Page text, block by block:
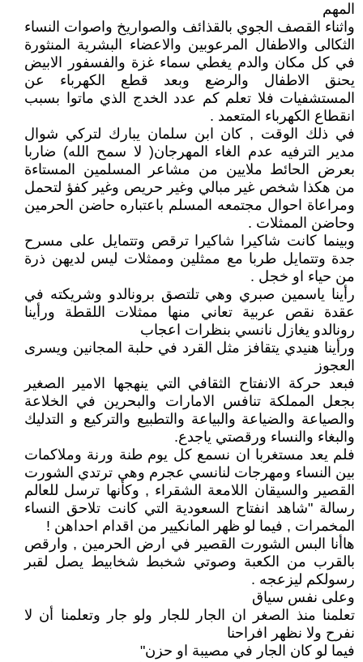
المهم
واثناء القصف الجوي بالقذائف والصواريخ واصوات النساء
الثكالى والاطفال المرعوبين والاعضاء البشرية المنثورة
في كل مكان والدم يغطي سماء غزة والفسفور الابيض
يحنق الاطفال والرضع وبعد قطع الكهرباء عن
المستشفيات فلا تعلم كم عدد الخدج الذي ماتوا بسبب
انقطاع الكهرباء المتعمد .
في ذلك الوقت , كان ابن سلمان يبارك لتركي شوال
مدير الترفيه عدم الغاء المهرجان( لا سمح الله) ضاربا
بعرض الحائط ملايين من مشاعر المسلمين المستاءة
من هكذا شخص غير مبالي وغير حريص وغير كفؤ لتحمل
ومراعاة احوال مجتمعه المسلم باعتباره حاضن الحرمين
وحاضن الممثلات .
وبينما كانت شاكيرا شاكيرا ترقص وتتمايل على مسرح
جدة وتتمايل طربا مع ممثلين وممثلات ليس لديهن ذرة
من حياء او خجل .
رأينا ياسمين صبري وهي تلتصق برونالدو وشريكته في
عقدة نقص عربية تعاني منها ممثلات اللقطة ورأينا
رونالدو يغازل نانسي بنظرات اعجاب
ورأينا هنيدي يتقافز مثل القرد في حلبة المجانين ويسرى
العجوز
فبعد حركة الانفتاح الثقافي التي ينهجها الامير الصغير
بجعل المملكة تنافس الامارات والبحرين في الخلاعة
والصياعة والضياعة والبياعة والتطبيع والتركيع و التدليك
والبغاء والنساء ورقصتي ياجدع.
فلم يعد مستغربا ان نسمع كل يوم طنة ورنة وملاكمات
بين النساء ومهرجات لنانسي عجرم وهي ترتدي الشورت
القصير والسيقان اللامعة الشقراء , وكأنها ترسل للعالم
رسالة "شاهد انفتاح السعودية التي كانت تلاحق النساء
المخمرات , فيما لو ظهر المانكيير من اقدام احداهن !
هاأنا البس الشورت القصير في ارض الحرمين , وارقص
بالقرب من الكعبة وصوتي شخبط شخابيط يصل لقبر
رسولكم ليزعجه .
وعلى نفس سياق
تعلمنا منذ الصغر ان الجار للجار ولو جار وتعلمنا أن لا
نفرح ولا نظهر افراحنا
فيما لو كان الجار في مصيبة او حزن"